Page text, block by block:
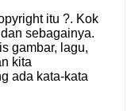
itu ?. Kok
sebagainya.
gambar, lagu,
kita
ada kata-kata